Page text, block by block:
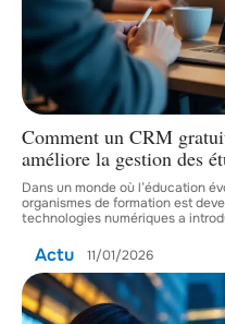
Comment un CRM
améliore la gestion des
Dans un monde où l’éducation
organismes de formation est
technologies numériques a
Actu 11/01/2026